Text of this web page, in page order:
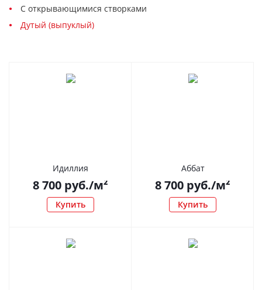
С открывающимися створками
Дутый (выпуклый)
Идиллия
8 700 руб./м²
Купить
Аббат
8 700 руб./м²
Купить